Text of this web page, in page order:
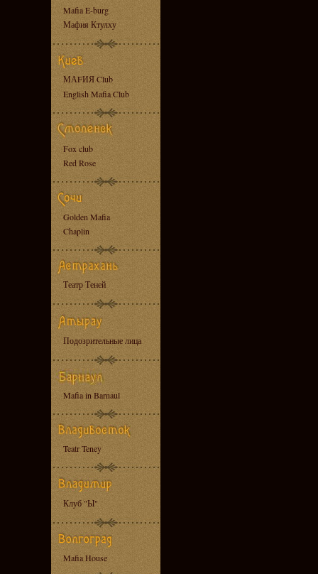
Mafia E-burg
Мафия Ктулху
МАFИЯ Club
English Mafia Club
Fox club
Red Rose
Golden Mafia
Chaplin
Театр Теней
Подозрительные лица
Mafia in Barnaul
Teatr Teney
Клуб "Ы"
Mafia House